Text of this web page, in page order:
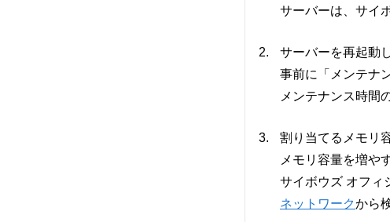
サーバーは、サイ
サーバーを再起動
事前に「メンテナ
メンテナンス時間
割り当てるメモリ
メモリ容量を増や
サイボウズ オフィ
ネットワークから